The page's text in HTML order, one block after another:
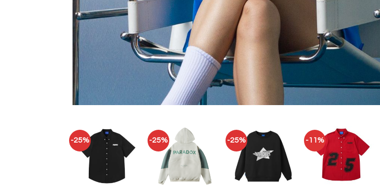
-25% -25% -25% -11%